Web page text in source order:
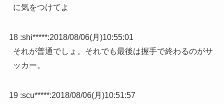
に気をつけてよ
18 :shi*****:2018/08/06(月)10:55:01
それが普通でしょ。それでも最後は握手で終わるのがサ
ッカー。
19 :scu*****:2018/08/06(月)10:51:57